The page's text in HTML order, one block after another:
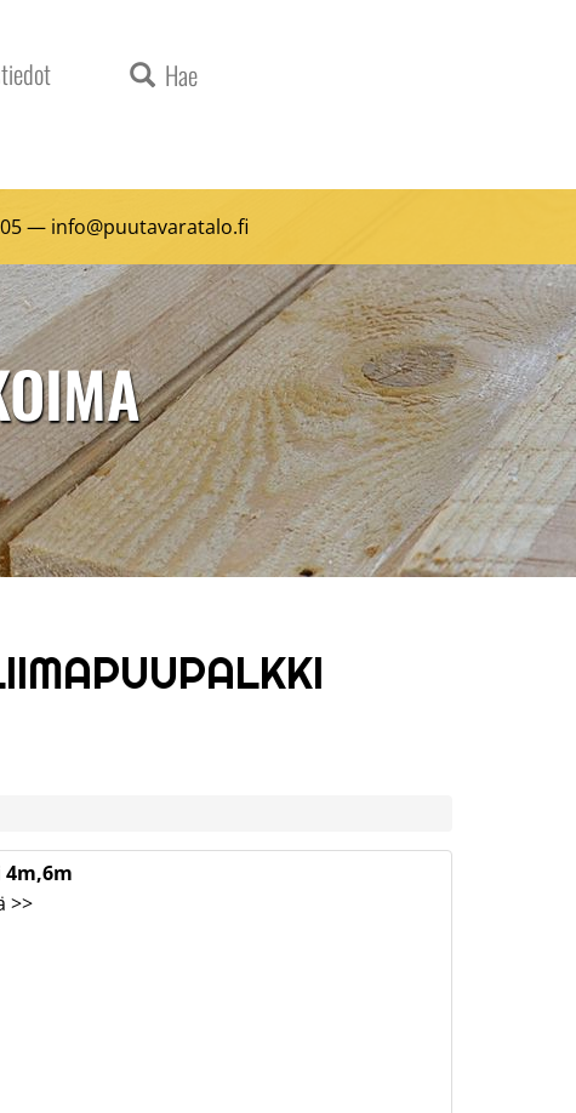
Hae
— info@puutavaratalo.fi
>>